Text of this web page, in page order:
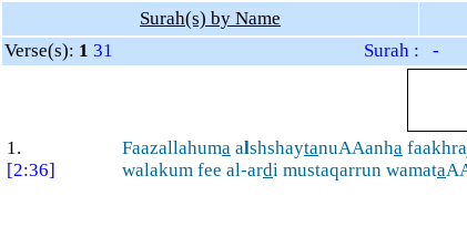
Surah(s) by Name
Verse(s): 1 31 Surah : -
1.
[2:36]
Faazallahuma alshshaytanuAAanha
walakum fee al-ardi mustaqarrun wamata